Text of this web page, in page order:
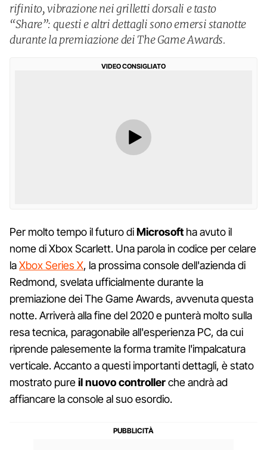
rifinito, vibrazione nei grilletti dorsali e tasto
“Share”: questi e altri dettagli sono emersi stanotte
durante la premiazione dei The Game Awards.
VIDEO CONSIGLIATO
Per molto tempo il futuro diMicrosoft ha avuto il
nome di Xbox Scarlett. Una parola in codice per celare
laXbox Series X, la prossima console dell'azienda di
Redmond, svelata ufficialmente durante la
premiazione dei The Game Awards, avvenuta questa
notte. Arriverà alla fine del 2020 e punterà molto sulla
resa tecnica, paragonabile all'esperienza PC, da cui
riprende palesemente la forma tramite l'impalcatura
verticale. Accanto a questi importanti dettagli, è stato
mostrato pureil nuovo controllerche andrà ad
affiancare la console al suo esordio.